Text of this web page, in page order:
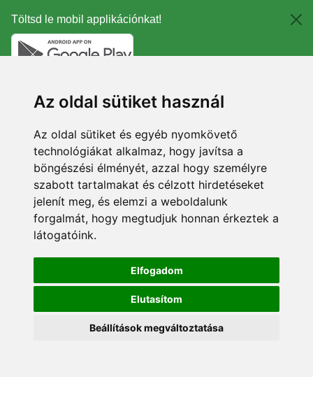
Töltsd le mobil applikációnkat!
Az oldal sütiket használ
Az oldal sütiket és egyéb nyomkövető
technológiákat alkalmaz, hogy javítsa a
böngészési élményét, azzal hogy személyre
szabott tartalmakat és célzott hirdetéseket
jelenít meg, és elemzi a weboldalunk
forgalmát, hogy megtudjuk honnan érkeztek a
látogatóink.
Elfogadom
Elutasítom
Beállítások megváltoztatása